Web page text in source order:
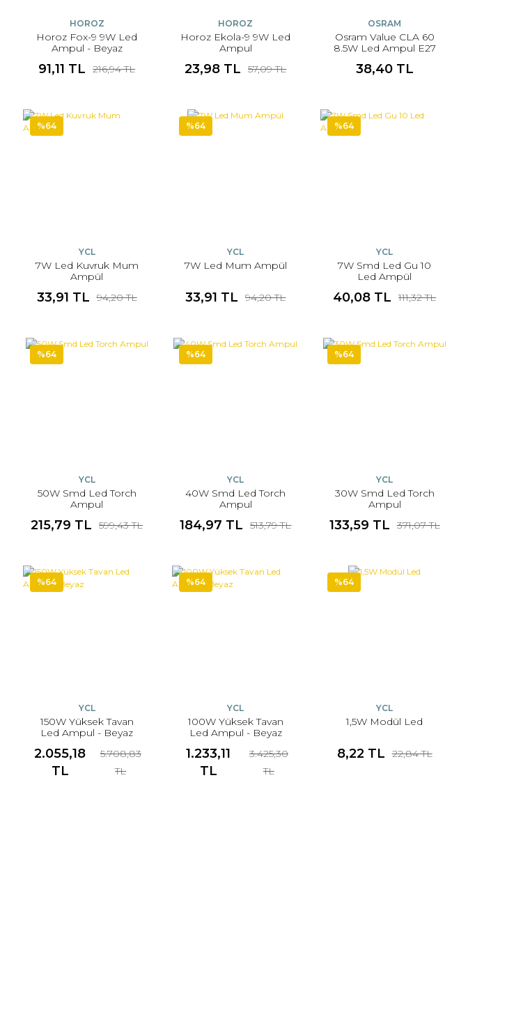
HOROZ
Horoz Fox-9 9W Led
Ampul - Beyaz
91,11 TL 216,94 TL
HOROZ
Horoz Ekola-9 9W Led
Ampul
23,98 TL 57,09 TL
OSRAM
Osram Value CLA 60
8.5W Led Ampul E27
38,40 TL
%64
YCL
7W Led Kuvruk Mum
Ampül
33,91 TL 94,20 TL
%64
YCL
7W Led Mum Ampül
33,91 TL 94,20 TL
%64
YCL
7W Smd Led Gu 10
Led Ampül
40,08 TL 111,32 TL
%64
YCL
50W Smd Led Torch
Ampul
215,79 TL 599,43 TL
%64
YCL
40W Smd Led Torch
Ampul
184,97 TL 513,79 TL
%64
YCL
30W Smd Led Torch
Ampul
133,59 TL 371,07 TL
%64
YCL
150W Yüksek Tavan
Led Ampul - Beyaz
2.055,18
TL
5.708,83
TL
%64
YCL
100W Yüksek Tavan
Led Ampul - Beyaz
1.233,11
TL
3.425,30
TL
%64
YCL
1,5W Modül Led
8,22 TL 22,84 TL